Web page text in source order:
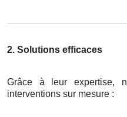
2. Solutions efficaces
Grâce à leur expertise,
interventions sur mesure :